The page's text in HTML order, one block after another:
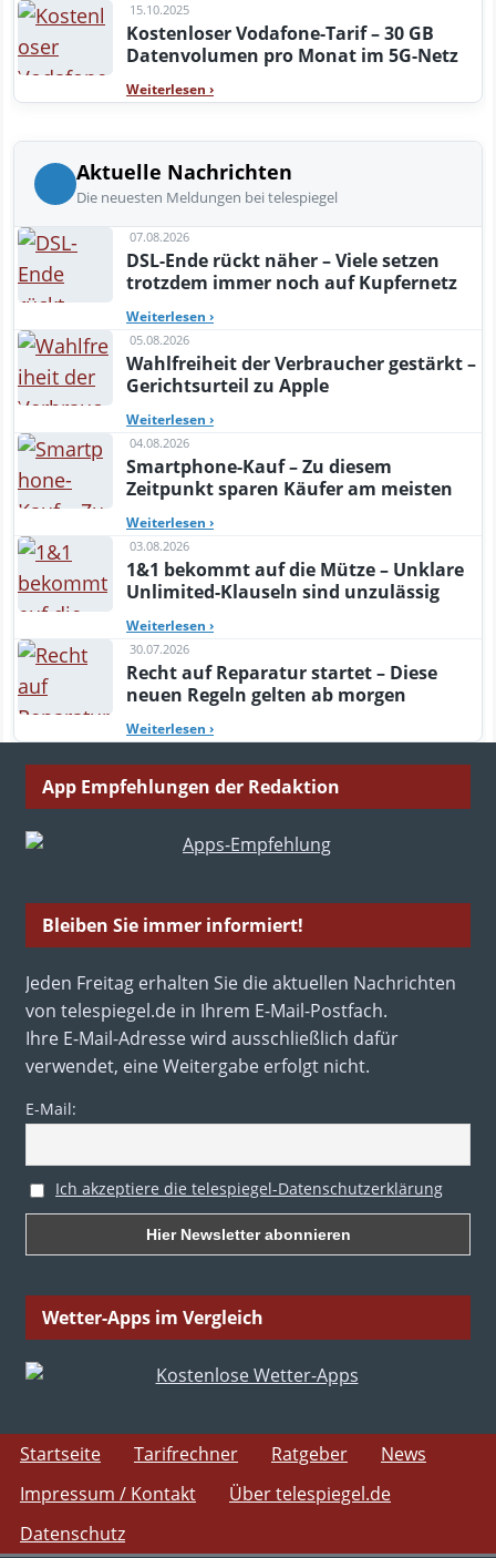
15.10.2025
Kostenloser Vodafone-Tarif – 30 GB
Datenvolumen pro Monat im 5G-Netz
Weiterlesen ›
Aktuelle Nachrichten
Die neuesten Meldungen bei telespiegel
07.08.2026
DSL-Ende rückt näher – Viele setzen
trotzdem immer noch auf Kupfernetz
Weiterlesen ›
05.08.2026
Wahlfreiheit der Verbraucher gestärkt –
Gerichtsurteil zu Apple
Weiterlesen ›
04.08.2026
Smartphone-Kauf – Zu diesem
Zeitpunkt sparen Käufer am meisten
Weiterlesen ›
03.08.2026
1&1 bekommt auf die Mütze – Unklare
Unlimited-Klauseln sind unzulässig
Weiterlesen ›
30.07.2026
Recht auf Reparatur startet – Diese
neuen Regeln gelten ab morgen
Weiterlesen ›
App Empfehlungen der Redaktion
Bleiben Sie immer informiert!
Jeden Freitag erhalten Sie die aktuellen Nachrichten
von telespiegel.de in Ihrem E-Mail-Postfach.
Ihre E-Mail-Adresse wird ausschließlich dafür
verwendet, eine Weitergabe erfolgt nicht.
E-Mail:
Ich akzeptiere die telespiegel-Datenschutzerklärung
Wetter-Apps im Vergleich
Startseite Tarifrechner Ratgeber
News
Impressum / Kontakt
Über telespiegel.de
Datenschutz